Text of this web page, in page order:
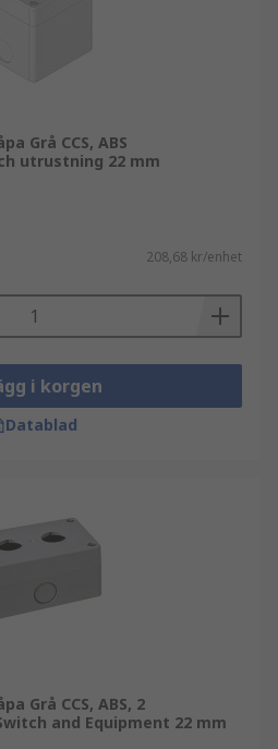
Grå CCS, ABS
utrustning 22 mm
208,68 kr/enhet
i korgen
Datablad
Grå CCS, ABS, 2
and Equipment 22 mm